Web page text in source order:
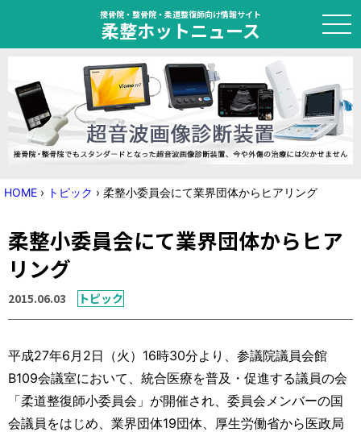
接骨院・整骨院・柔道整復師向け情報サイト
柔整ホットニュース
HOME
トピック
ニュース
国家試験対策
学会・セミナー情報
運営元 お問い合わせ
HOME › トピック › 柔整小委員会にて業界団体からヒアリング
柔整小委員会にて業界団体からヒア
リング
2015.06.03 トピック
平成27年6月2日（火）16時30分より、参議院議員会館
B109会議室において、統合医療を普及・促進する議員の会
「柔道整復師小委員会」が開催され、委員会メンバーの国
会議員をはじめ、業界団体19団体、厚生労働省から医政局